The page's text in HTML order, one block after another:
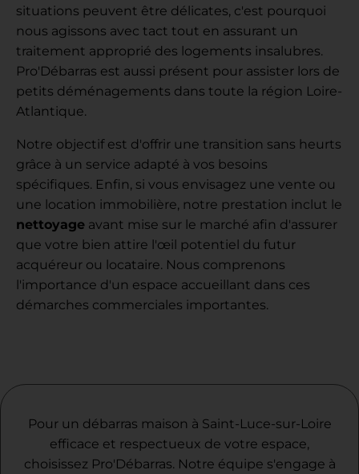
situations peuvent être délicates, c'est pourquoi
nous agissons avec tact tout en assurant un
traitement approprié des logements insalubres.
Pro'Débarras est aussi présent pour assister lors de
petits déménagements dans toute la région Loire-
Atlantique.
Notre objectif est d'offrir une transition sans heurts
grâce à un service adapté à vos besoins
spécifiques. Enfin, si vous envisagez une vente ou
une location immobilière, notre prestation inclut le
nettoyage avant mise sur le marché afin d'assurer
que votre bien attire l'œil potentiel du futur
acquéreur ou locataire. Nous comprenons
l'importance d'un espace accueillant dans ces
démarches commerciales importantes.
Pour un débarras maison à Saint-Luce-sur-Loire
efficace et respectueux de votre espace,
choisissez Pro'Débarras. Notre équipe s'engage à